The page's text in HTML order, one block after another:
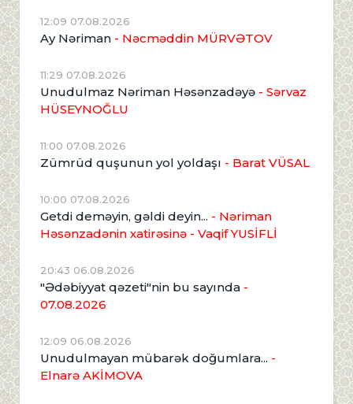
12:09 07.08.2026
Ay Nəriman - Nəcməddin MÜRVƏTOV
11:29 07.08.2026
Unudulmaz Nəriman Həsənzadəyə - Sərvaz
HÜSEYNOĞLU
11:00 07.08.2026
Zümrüd quşunun yol yoldaşı - Barat VÜSAL
10:00 07.08.2026
Getdi deməyin, gəldi deyin... - Nəriman
Həsənzadənin xatirəsinə - Vaqif YUSİFLİ
20:43 06.08.2026
"Ədəbiyyat qəzeti"nin bu sayında -
07.08.2026
12:09 06.08.2026
Unudulmayan mübarək doğumlara... -
Elnarə AKİMOVA